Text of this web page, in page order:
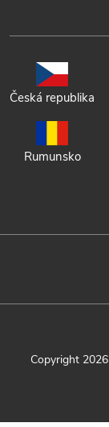
Česká republika
Rumunsko
Copyright 2026